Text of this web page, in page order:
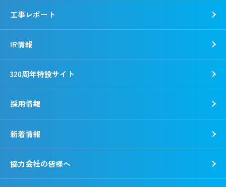
工事レポート
IR情報
320周年特設サイト
採用情報
新着情報
協力会社の皆様へ